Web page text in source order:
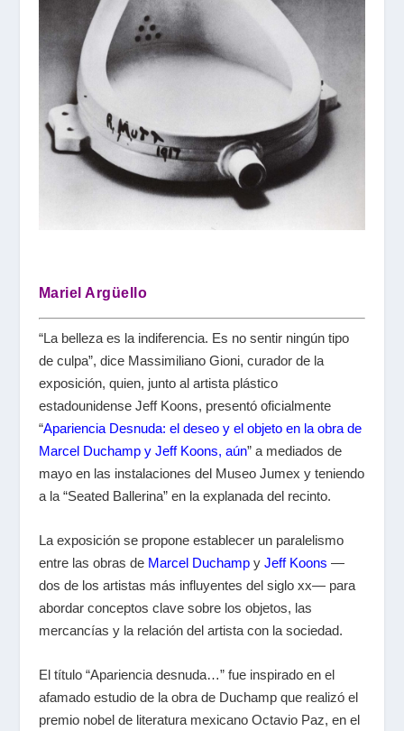
Mariel Argüello
“La belleza es la indiferencia. Es no sentir ningún tipo
de culpa”, dice Massimiliano Gioni, curador de la
exposición, quien, junto al artista plástico
estadounidense Jeff Koons, presentó oficialmente
“Apariencia Desnuda: el deseo y el objeto en la obra de
Marcel Duchamp y Jeff Koons, aún” a mediados de
mayo en las instalaciones del Museo Jumex y teniendo
a la “Seated Ballerina” en la explanada del recinto.
La exposición se propone establecer un paralelismo
entre las obras de Marcel Duchampy Jeff Koons —
dos de los artistas más influyentes del siglo xx— para
abordar conceptos clave sobre los objetos, las
mercancías y la relación del artista con la sociedad.
El título “Apariencia desnuda…” fue inspirado en el
afamado estudio de la obra de Duchamp que realizó el
premio nobel de literatura mexicano Octavio Paz, en el